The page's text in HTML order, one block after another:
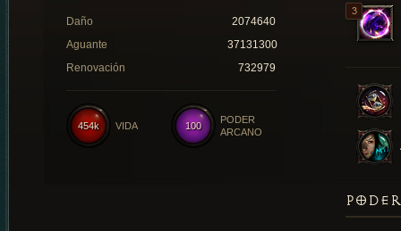
Daño
2074640
Aguante
37131300
Renovación
732979
100
PODER
ARCANO
454k VIDA